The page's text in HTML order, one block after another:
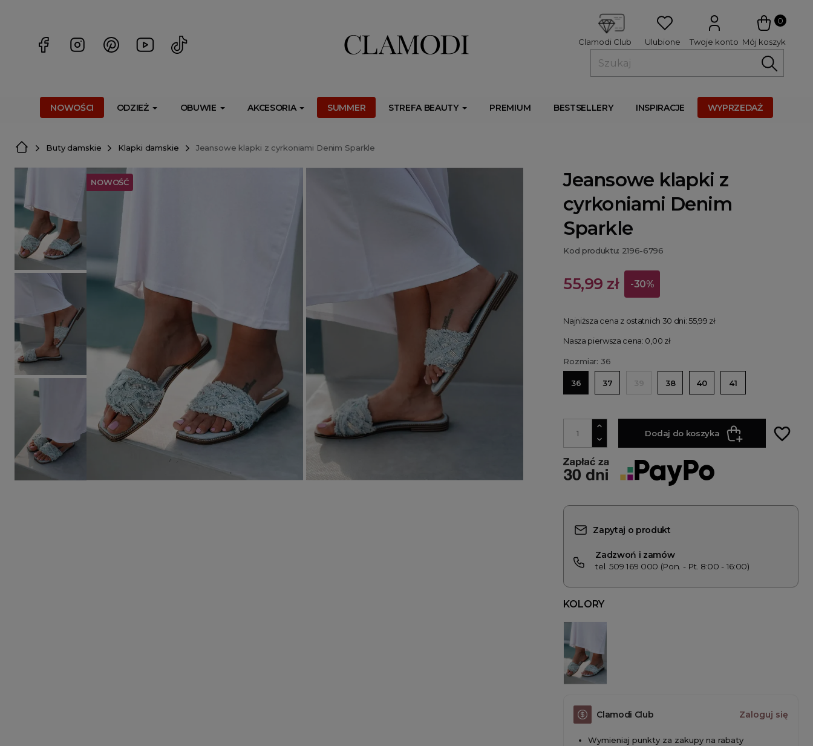
0
Mój koszyk
Twoje konto
Ulubione
Clamodi Club
NOWOŚCI ODZIEŻ OBUWIE AKCESORIA SUMMER STREFA BEAUTY PREMIUM BESTSELLERY INSPIRACJE WYPRZEDAŻ
Buty damskie Klapki damskie Jeansowe klapki z cyrkoniami Denim Sparkle
NOWOŚĆ
Jeansowe klapki z
cyrkoniami Denim
Sparkle
Kod produktu: 2196-6796
55,99 zł -30%
Najniższa cena z ostatnich 30 dni:55,99 zł
Nasza pierwsza cena: 0,00 zł
Rozmiar: 36
36 37 39 38 40 41
Dodaj do koszyka favorite_border
Zapytaj o produkt
Zadzwoń i zamów
tel. 509 169 000 (Pon. - Pt. 8:00 - 16:00)
KOLORY
Clamodi Club Zaloguj się
Wymieniaj punkty za zakupy na rabaty